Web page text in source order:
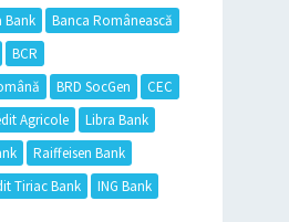
Bank
Banca Românească
BCR
BRD SocGen
CEC
Agricole
Libra Bank
Raiffeisen Bank
Tiriac Bank
ING Bank